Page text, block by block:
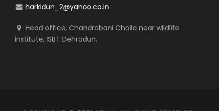
harkidun_2@yahoo.co.in
Head office, Chandrabani Choila near wildlife
institute, ISBT Dehradun.